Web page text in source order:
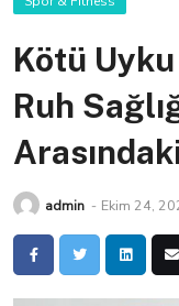
Kötü
Ruh
admin - Ekim 24,